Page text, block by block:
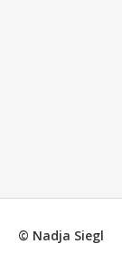
© Nadja Siegl